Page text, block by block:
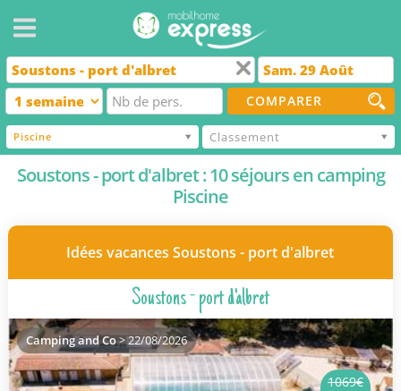
COMPARER
Piscine Classement
Soustons - port d'albret : 10 séjours en camping
Piscine
Idées vacances Soustons - port d'albret
Soustons - port d'albret
1069€
Camping and Co> 22/08/2026